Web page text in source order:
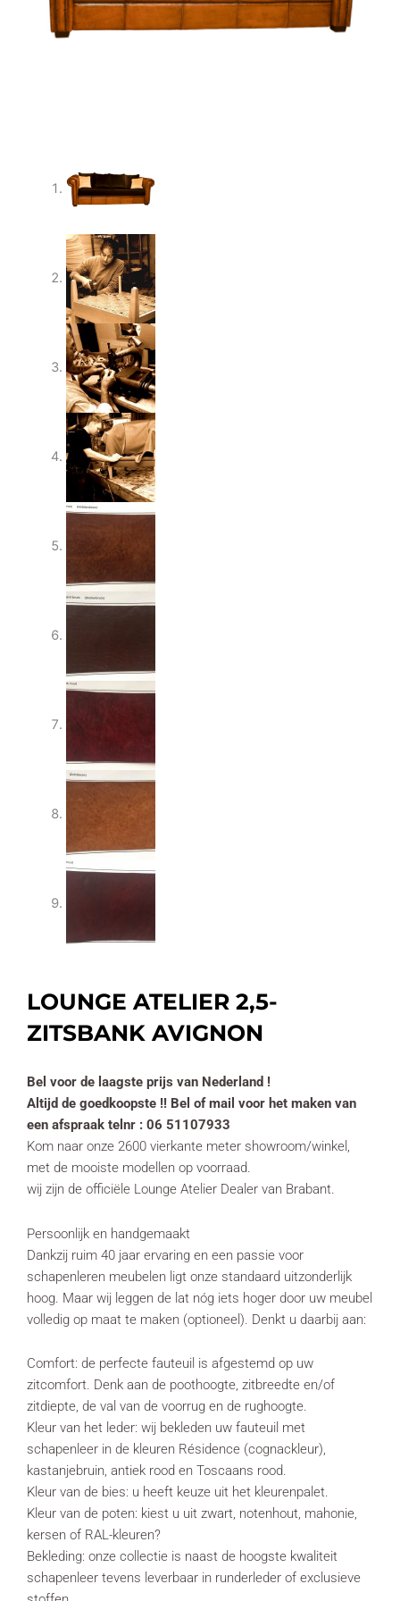
LOUNGE ATELIER 2,5-
ZITSBANK AVIGNON
Bel voor de laagste prijs van Nederland !
Altijd de goedkoopste !! Bel of mail voor het maken van
een afspraak telnr : 06 51107933
Kom naar onze 2600 vierkante meter showroom/winkel,
met de mooiste modellen op voorraad.
wij zijn de officiële Lounge Atelier Dealer van Brabant.
Persoonlijk en handgemaakt
Dankzij ruim 40 jaar ervaring en een passie voor
schapenleren meubelen ligt onze standaard uitzonderlijk
hoog. Maar wij leggen de lat nóg iets hoger door uw meubel
volledig op maat te maken (optioneel). Denkt u daarbij aan:
Comfort: de perfecte fauteuil is afgestemd op uw
zitcomfort. Denk aan de poothoogte, zitbreedte en/of
zitdiepte, de val van de voorrug en de rughoogte.
Kleur van het leder: wij bekleden uw fauteuil met
schapenleer in de kleuren Résidence (cognackleur),
kastanjebruin, antiek rood en Toscaans rood.
Kleur van de bies: u heeft keuze uit het kleurenpalet.
Kleur van de poten: kiest u uit zwart, notenhout, mahonie,
kersen of RAL-kleuren?
Bekleding: onze collectie is naast de hoogste kwaliteit
schapenleer tevens leverbaar in runderleder of exclusieve